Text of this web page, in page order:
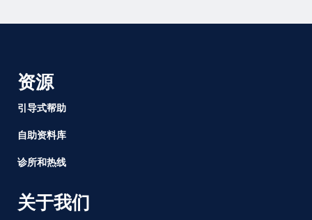
资源
引导式帮助
自助资料库
诊所和热线
关于我们